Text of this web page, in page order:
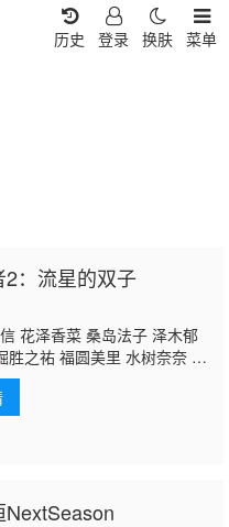
菜单
换肤
登录
历史
2：流星的双子
花泽香菜 桑岛法子 泽木郁
胜之祐 福圆美里 水树奈奈 大
太 斋贺光希 吉住梢 小室正
殿光昭 中田让治 本田贵子 松
高平成美 真堂圭 楠大典 野